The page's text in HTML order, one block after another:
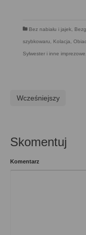
Bez nabiału i jajek
szybkowaru Kolacja
Sylwester i inne imprezowe
Wcześniejszy
Skomentuj
Komentarz